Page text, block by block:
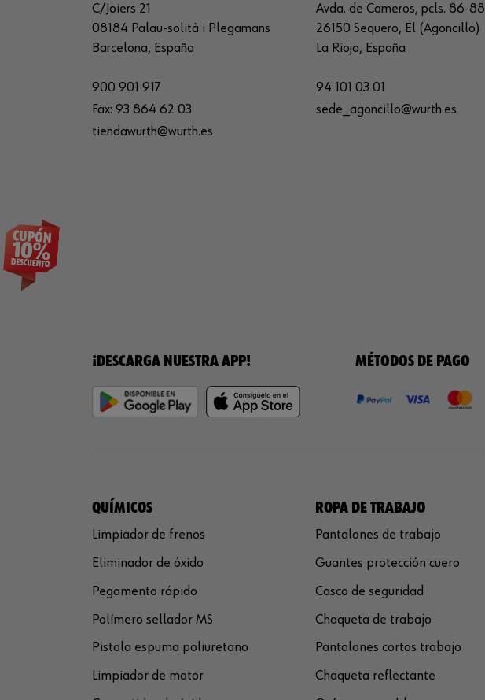
C/Joiers 21
08184 Palau-solità i Plegamans
Barcelona, España
900 901 917
Fax: 93 864 62 03
tiendawurth@wurth.es
Avda. de Cameros, pcls. 86-88
26150 Sequero, El (Agoncillo)
La Rioja, España
94 101 03 01
sede_agoncillo@wurth.es
¡DESCARGA NUESTRA APP! MÉTODOS DE PAGO
QUÍMICOS
Limpiador de frenos
Eliminador de óxido
Pegamento rápido
Polímero sellador MS
Pistola espuma poliuretano
Limpiador de motor
ROPA DE TRABAJO
Pantalones de trabajo
Guantes protección cuero
Casco de seguridad
Chaqueta de trabajo
Pantalones cortos trabajo
Chaqueta reflectante